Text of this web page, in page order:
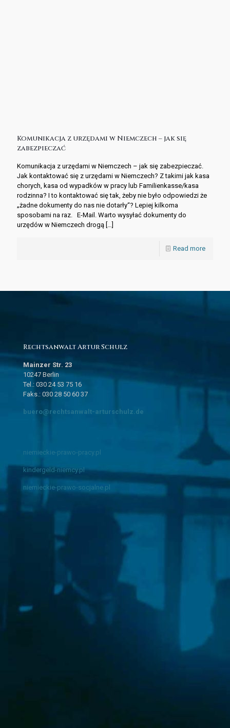
Komunikacja z urzędami w Niemczech – jak się
zabezpieczać
Komunikacja z urzędami w Niemczech – jak się zabezpieczać.
Jak kontaktować się z urzędami w Niemczech? Z takimi jak kasa
chorych, kasa od wypadków w pracy lub Familienkasse/kasa
rodzinna? I to kontaktować się tak, żeby nie było odpowiedzi że
„żadne dokumenty do nas nie dotarły“? Lepiej kilkoma
sposobami na raz. E-Mail. Warto wysyłać dokumenty do
urzędów w Niemczech drogą […]
Read more
Rechtsanwalt Artur Schulz
Mainzer Str. 23
10247 Berlin
Tel.: 030 24 53 75 16
Faks.: 030 28 50 60 37
buero@rechtsanwalt-arturschulz.de
niemieckie-prawo-pracy.pl
kindergeld-niemcy.pl
niemieckie-prawo-socjalne.pl